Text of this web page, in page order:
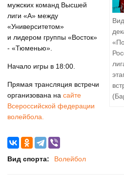
мужских команд Высшей
лиги «А» между
«Университетом»
и лидером группы «Восток»
- «Тюменью».
Начало игры в 18:00.
Прямая трансляция встречи
организована на сайте
Всероссийской федерации
волейбола.
Вид спорта: Волейбол